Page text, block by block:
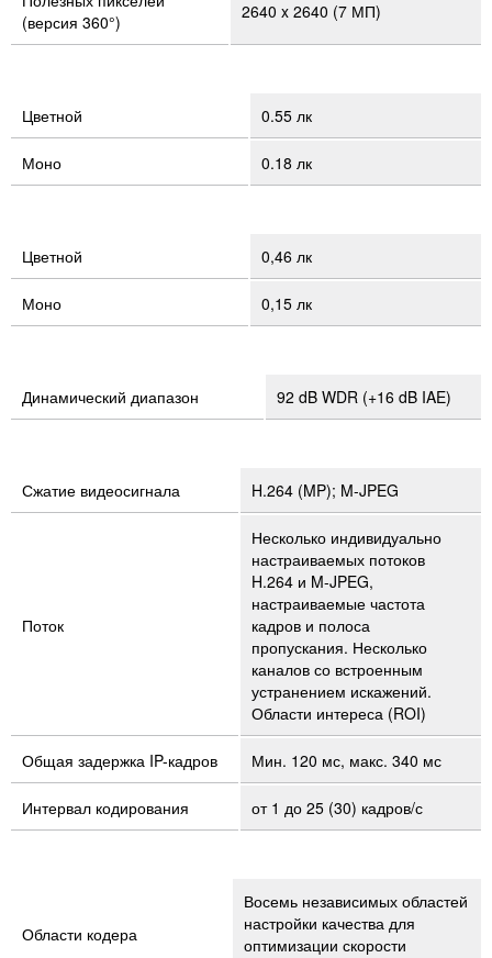
(версия 360°)
2640 x 2640 (7 МП)
Цветной 0.55 лк
Моно 0.18 лк
Цветной 0,46 лк
Моно 0,15 лк
Динамический диапазон 92 dB WDR (+16 dB IAE)
Сжатие видеосигнала H.264 (MP); M-JPEG
Поток
Несколько индивидуально
настраиваемых потоков
H.264 и M-JPEG,
настраиваемые частота
кадров и полоса
пропускания. Несколько
каналов со встроенным
устранением искажений.
Области интереса (ROI)
Общая задержка IP-кадров Мин. 120 мс, макс. 340 мс
Интервал кодирования от 1 до 25 (30) кадров/с
Области кодера
Восемь независимых областей
настройки качества для
оптимизации скорости